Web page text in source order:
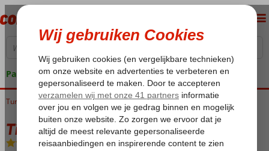
Pakketgarantie
Home
Turkije Turkse Riviera Antalya Lara Titanic Deluxe Lara
Titanic Deluxe Lara
Ultra All Inclusive-Hotel